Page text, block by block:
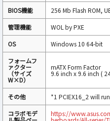
BIOS機能
256 Mb Flash ROM,
管理機能
WOL by PXE
OS
Windows 10 64-bit
フォームフ
ァクター
（サイズ
W×D）
mATX Form Factor
9.6 inch x 9.6 inch (
その他
*1 PCIEX16_2 will
コラボモデ
https://